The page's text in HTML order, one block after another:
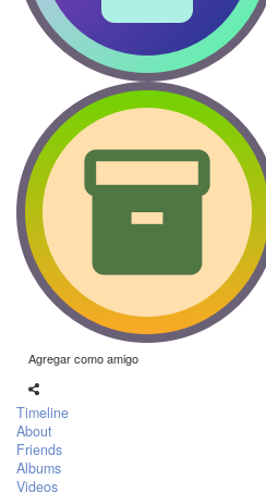
Agregar como amigo
Timeline
About
Friends
Albums
Videos